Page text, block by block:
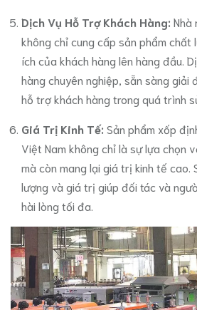
Dịch Vụ Hỗ Trợ Khách Hàng: Nhà
không chỉ cung cấp sản phẩm chất
ích của khách hàng lên hàng đầu.
hàng chuyên nghiệp, sẵn sàng giải
hỗ trợ khách hàng trong quá trình
Giá Trị Kinh Tế: Sản phẩm xốp
Việt Nam không chỉ là sự lựa chọn
mà còn mang lại giá trị kinh tế cao.
lượng và giá trị giúp đối tác và
hài lòng tối đa.